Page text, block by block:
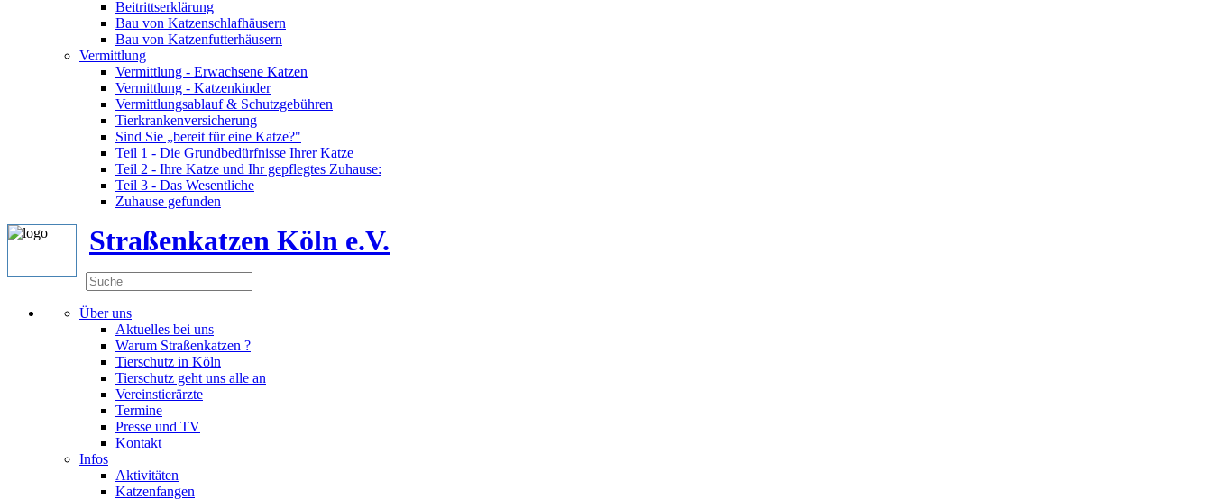
Beitrittserklärung
Bau von Katzenschlafhäusern
Bau von Katzenfutterhäusern
Vermittlung
Vermittlung - Erwachsene Katzen
Vermittlung - Katzenkinder
Vermittlungsablauf & Schutzgebühren
Tierkrankenversicherung
Sind Sie „bereit für eine Katze?"
Teil 1 - Die Grundbedürfnisse Ihrer Katze
Teil 2 - Ihre Katze und Ihr gepflegtes Zuhause:
Teil 3 - Das Wesentliche
Zuhause gefunden
Straßenkatzen Köln e.V.
Über uns
Aktuelles bei uns
Warum Straßenkatzen ?
Tierschutz in Köln
Tierschutz geht uns alle an
Vereinstierärzte
Termine
Presse und TV
Kontakt
Infos
Aktivitäten
Katzenfangen